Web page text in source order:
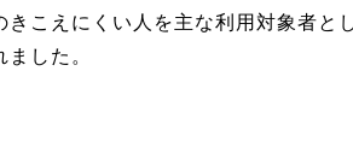
こえにくい人を主な利用対象者と
した。